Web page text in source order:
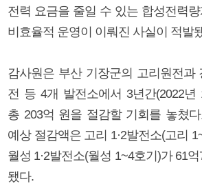
전력 요금을 줄일 수 있는 합성전력
비효율적 운영이 이뤄진 사실이 적발
감사원은 부산 기장군의 고리원전과
전 등 4개 발전소에서 3년간(2022년
총 203억 원을 절감할 기회를 놓쳤
예상 절감액은 고리 1·2발전소(고리
월성 1·2발전소(월성 1~4호기)가 61
됐다.